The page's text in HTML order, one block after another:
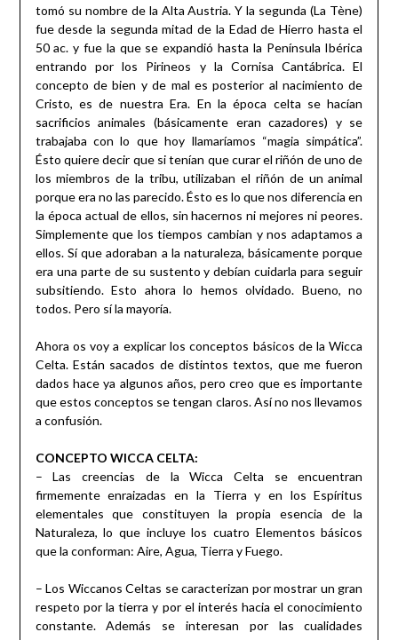
tomó su nombre de la Alta Austria. Y la segunda (La Tène)
fue desde la segunda mitad de la Edad de Hierro hasta el
50 ac. y fue la que se expandió hasta la Península Ibérica
entrando por los Pirineos y la Cornisa Cantábrica. El
concepto de bien y de mal es posterior al nacimiento de
Cristo, es de nuestra Era. En la época celta se hacían
sacrificios animales (básicamente eran cazadores) y se
trabajaba con lo que hoy llamaríamos “magia simpática”.
Ésto quiere decir que si tenían que curar el riñón de uno de
los miembros de la tribu, utilizaban el riñón de un animal
porque era no las parecido. Ésto es lo que nos diferencia en
la época actual de ellos, sin hacernos ni mejores ni peores.
Simplemente que los tiempos cambian y nos adaptamos a
ellos. Sí que adoraban a la naturaleza, básicamente porque
era una parte de su sustento y debían cuidarla para seguir
subsitiendo. Esto ahora lo hemos olvidado. Bueno, no
todos. Pero sí la mayoría.
Ahora os voy a explicar los conceptos básicos de la Wicca
Celta. Están sacados de distintos textos, que me fueron
dados hace ya algunos años, pero creo que es importante
que estos conceptos se tengan claros. Así no nos llevamos
a confusión.
CONCEPTO WICCA CELTA:
– Las creencias de la Wicca Celta se encuentran
firmemente enraizadas en la Tierra y en los Espíritus
elementales que constituyen la propia esencia de la
Naturaleza, lo que incluye los cuatro Elementos básicos
que la conforman: Aire, Agua, Tierra y Fuego.
– Los Wiccanos Celtas se caracterizan por mostrar un gran
respeto por la tierra y por el interés hacia el conocimiento
constante. Además se interesan por las cualidades